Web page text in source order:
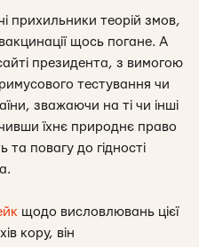
прихильники теорій змов,
щось погане. А
президента, з вимогою
тестування чи
зважаючи на ті чи інші
їхнє природнє право
та повагу до гідності
щодо висловлювань цієї
кору, він